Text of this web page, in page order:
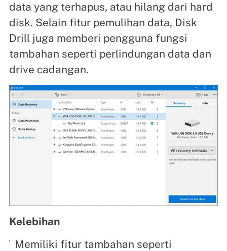
data yang terhapus, atau hilang dari hard
disk. Selain fitur pemulihan data, Disk
Drill juga memberi pengguna fungsi
tambahan seperti perlindungan data dan
drive cadangan.
Kelebihan
Memiliki fitur tambahan seperti